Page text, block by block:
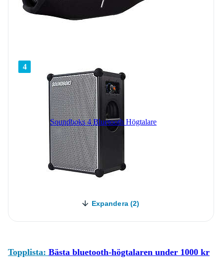
4
Soundboks 4 Bluetooth Högtalare
Expandera (2)
Topplista: Bästa bluetooth-högtalaren under 1000 kr